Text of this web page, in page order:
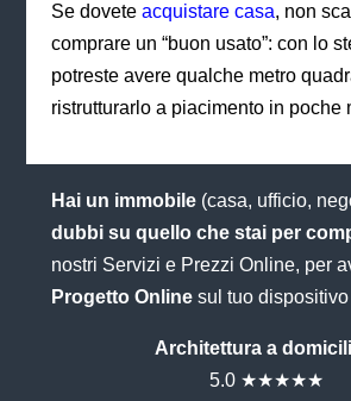
Se dovete acquistare casa, non
comprare un “buon usato”: con lo
potreste avere qualche metro
ristrutturarlo a piacimento in poche
Hai un immobile(casa, ufficio,
dubbi su quello che stai per
nostri Servizi e Prezzi Online, per
Progetto Onlinesul tuo dispositivo
Architettura a
5.0 ★★★★★